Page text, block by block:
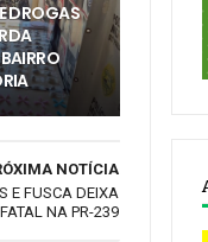
DROGAS
NOTÍCIA
E FUSCA DEIXA
NA PR-239